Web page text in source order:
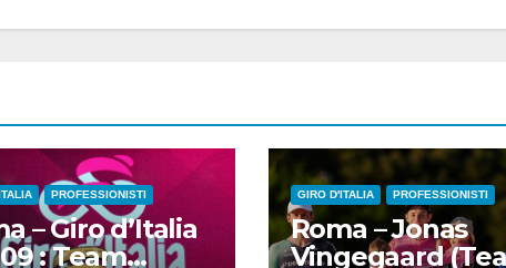
PROFESSIONISTI
– Giro d’Italia
: Team
GIRO D'ITALIA PROFESSIONISTI
Roma – Jonas
Vingegaard